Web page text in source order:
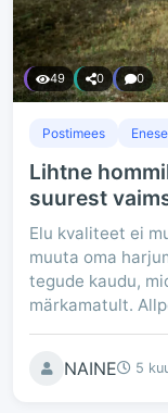
49 0 0
Postimees
Lihtne
suurest
Elu kvaliteet ei
muuta oma
tegude kaudu,
märkamatult.
NAINE 5